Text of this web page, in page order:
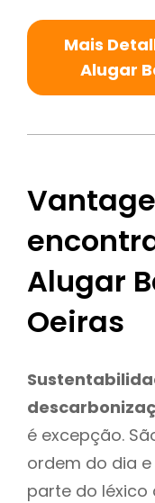
Mais
Alugar
Alugar
Oeiras
é excepção.
ordem do dia
parte do léxico